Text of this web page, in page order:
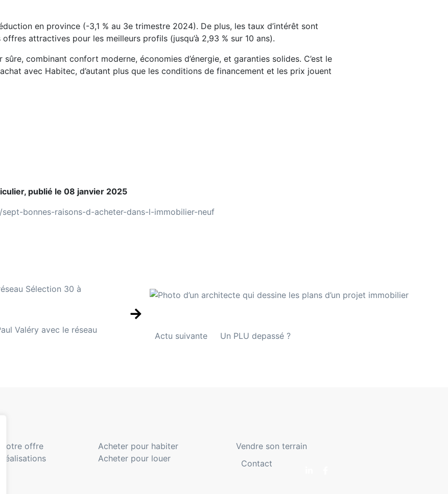
en province (-3,1 % au 3e trimestre 2024). De plus, les taux d’intérêt sont
attractives pour les meilleurs profils (jusqu’à 2,93 % sur 10 ans).
sûre, combinant confort moderne, économies d’énergie, et garanties solides. C’est le
avec Habitec, d’autant plus que les conditions de financement et les prix jouent
publié le 08 janvier 2025
bonnes-raisons-d-acheter-dans-l-immobilier-neuf
Valéry avec le réseau
Actu suivante Un PLU depassé ?
Notre offre
Réalisations
Acheter pour habiter
Acheter pour louer
Vendre son terrain
Contact